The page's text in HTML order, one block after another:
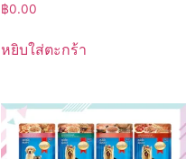
฿0.00
หยิบใส่ตะกร้า